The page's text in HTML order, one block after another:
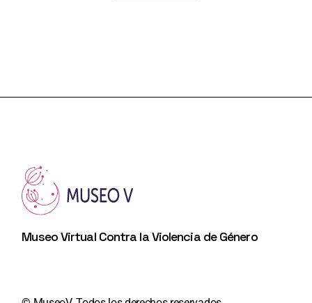
Museo Virtual Contra la Violencia de Género